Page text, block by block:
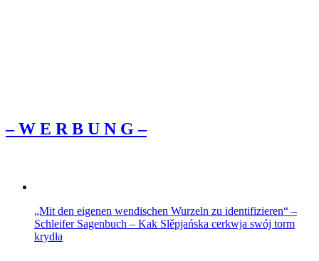
– W Ε R Β U Ν G –
„Mit den eigenen wendischen Wurzeln zu identifizieren“ –
Schleifer Sagenbuch – Kak Slěpjańska cerkwja swój torm
krydła